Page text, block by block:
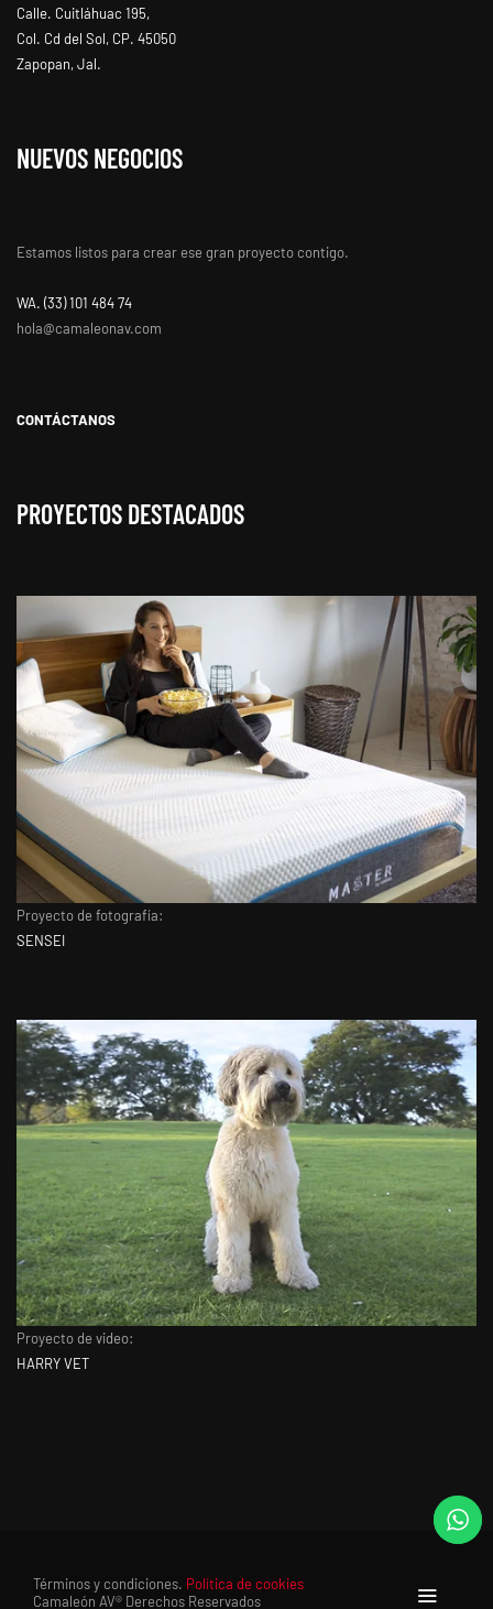
Calle. Cuitláhuac 195,
Col. Cd del Sol, CP. 45050
Zapopan, Jal.
NUEVOS NEGOCIOS
Estamos listos para crear ese gran proyecto contigo.
WA. ‭(33) 101 484 74
hola@camaleonav.com
CONTÁCTANOS
PROYECTOS DESTACADOS
Proyecto de fotografía:
SENSEI
Proyecto de video:
HARRY VET
Términos y condiciones. Política de cookies
Camaleón AV® Derechos Reservados